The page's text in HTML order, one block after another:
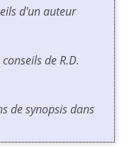
d'un auteur
conseils de R.D.
de synopsis dans